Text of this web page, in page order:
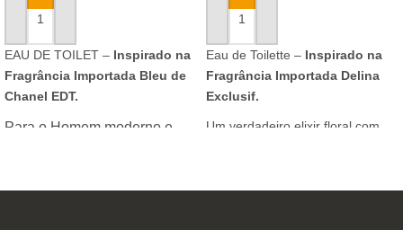
ADICIONAR AO CARRINHO
EAU DE TOILET – Inspirado na
Fragrância Importada Bleu de
Chanel EDT.
Para o Homem moderno e
inovar sempre, provocando
ADICIONAR AO CARRINHO
Eau de Toilette – Inspirado na
Fragrância Importada Delina
Exclusif.
Um verdadeiro elixir floral com